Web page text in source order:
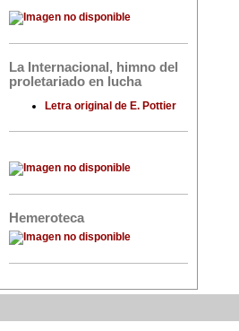
La Internacional, himno del
proletariado en lucha
Letra original de E. Pottier
Hemeroteca